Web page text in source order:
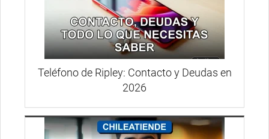
Teléfono de Ripley: Contacto y Deudas en
2026